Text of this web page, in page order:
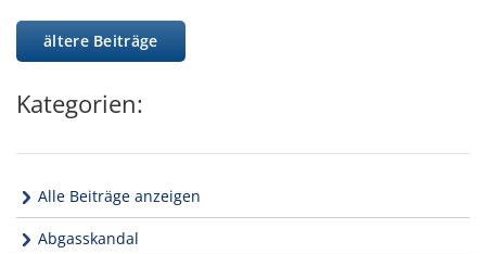
ältere Beiträge
Kategorien:
Alle Beiträge anzeigen
Abgasskandal